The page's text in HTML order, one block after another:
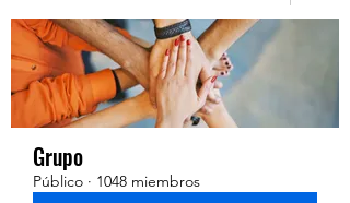
Grupo
Público · 1048 miembros